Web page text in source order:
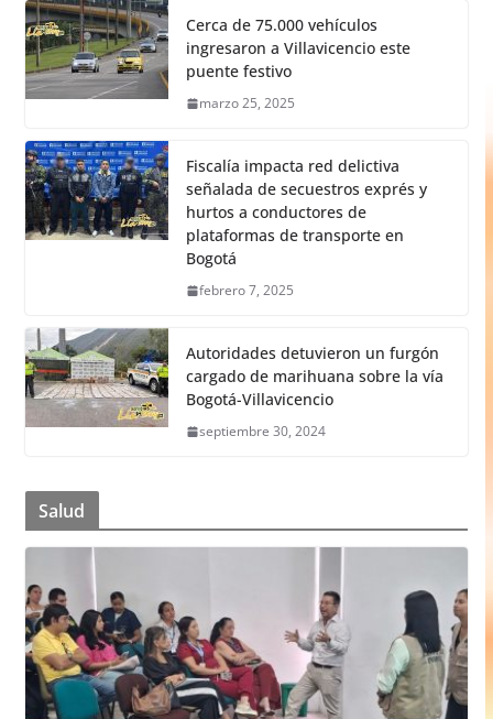
Cerca de 75.000 vehículos
ingresaron a Villavicencio este
puente festivo
marzo 25, 2025
Fiscalía impacta red delictiva
señalada de secuestros exprés y
hurtos a conductores de
plataformas de transporte en
Bogotá
febrero 7, 2025
Autoridades detuvieron un furgón
cargado de marihuana sobre la vía
Bogotá-Villavicencio
septiembre 30, 2024
Salud